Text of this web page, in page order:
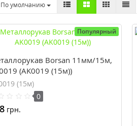
По умолчанию
Популярный
Borsan 11мм/15м,
(AK0019 (15м))
(15м)
0
грн.